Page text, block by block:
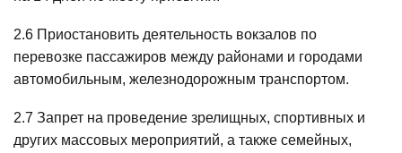
2.6 Приостановить деятельность вокзалов по
перевозке пассажиров между районами и городами
автомобильным, железнодорожным транспортом.
2.7 Запрет на проведение зрелищных, спортивных и
других массовых мероприятий, а также семейных,